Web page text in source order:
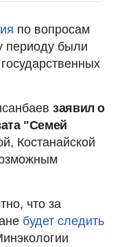
по вопросам
периоду были
заявил о
"Семей
Костанайской
что за
будет следить